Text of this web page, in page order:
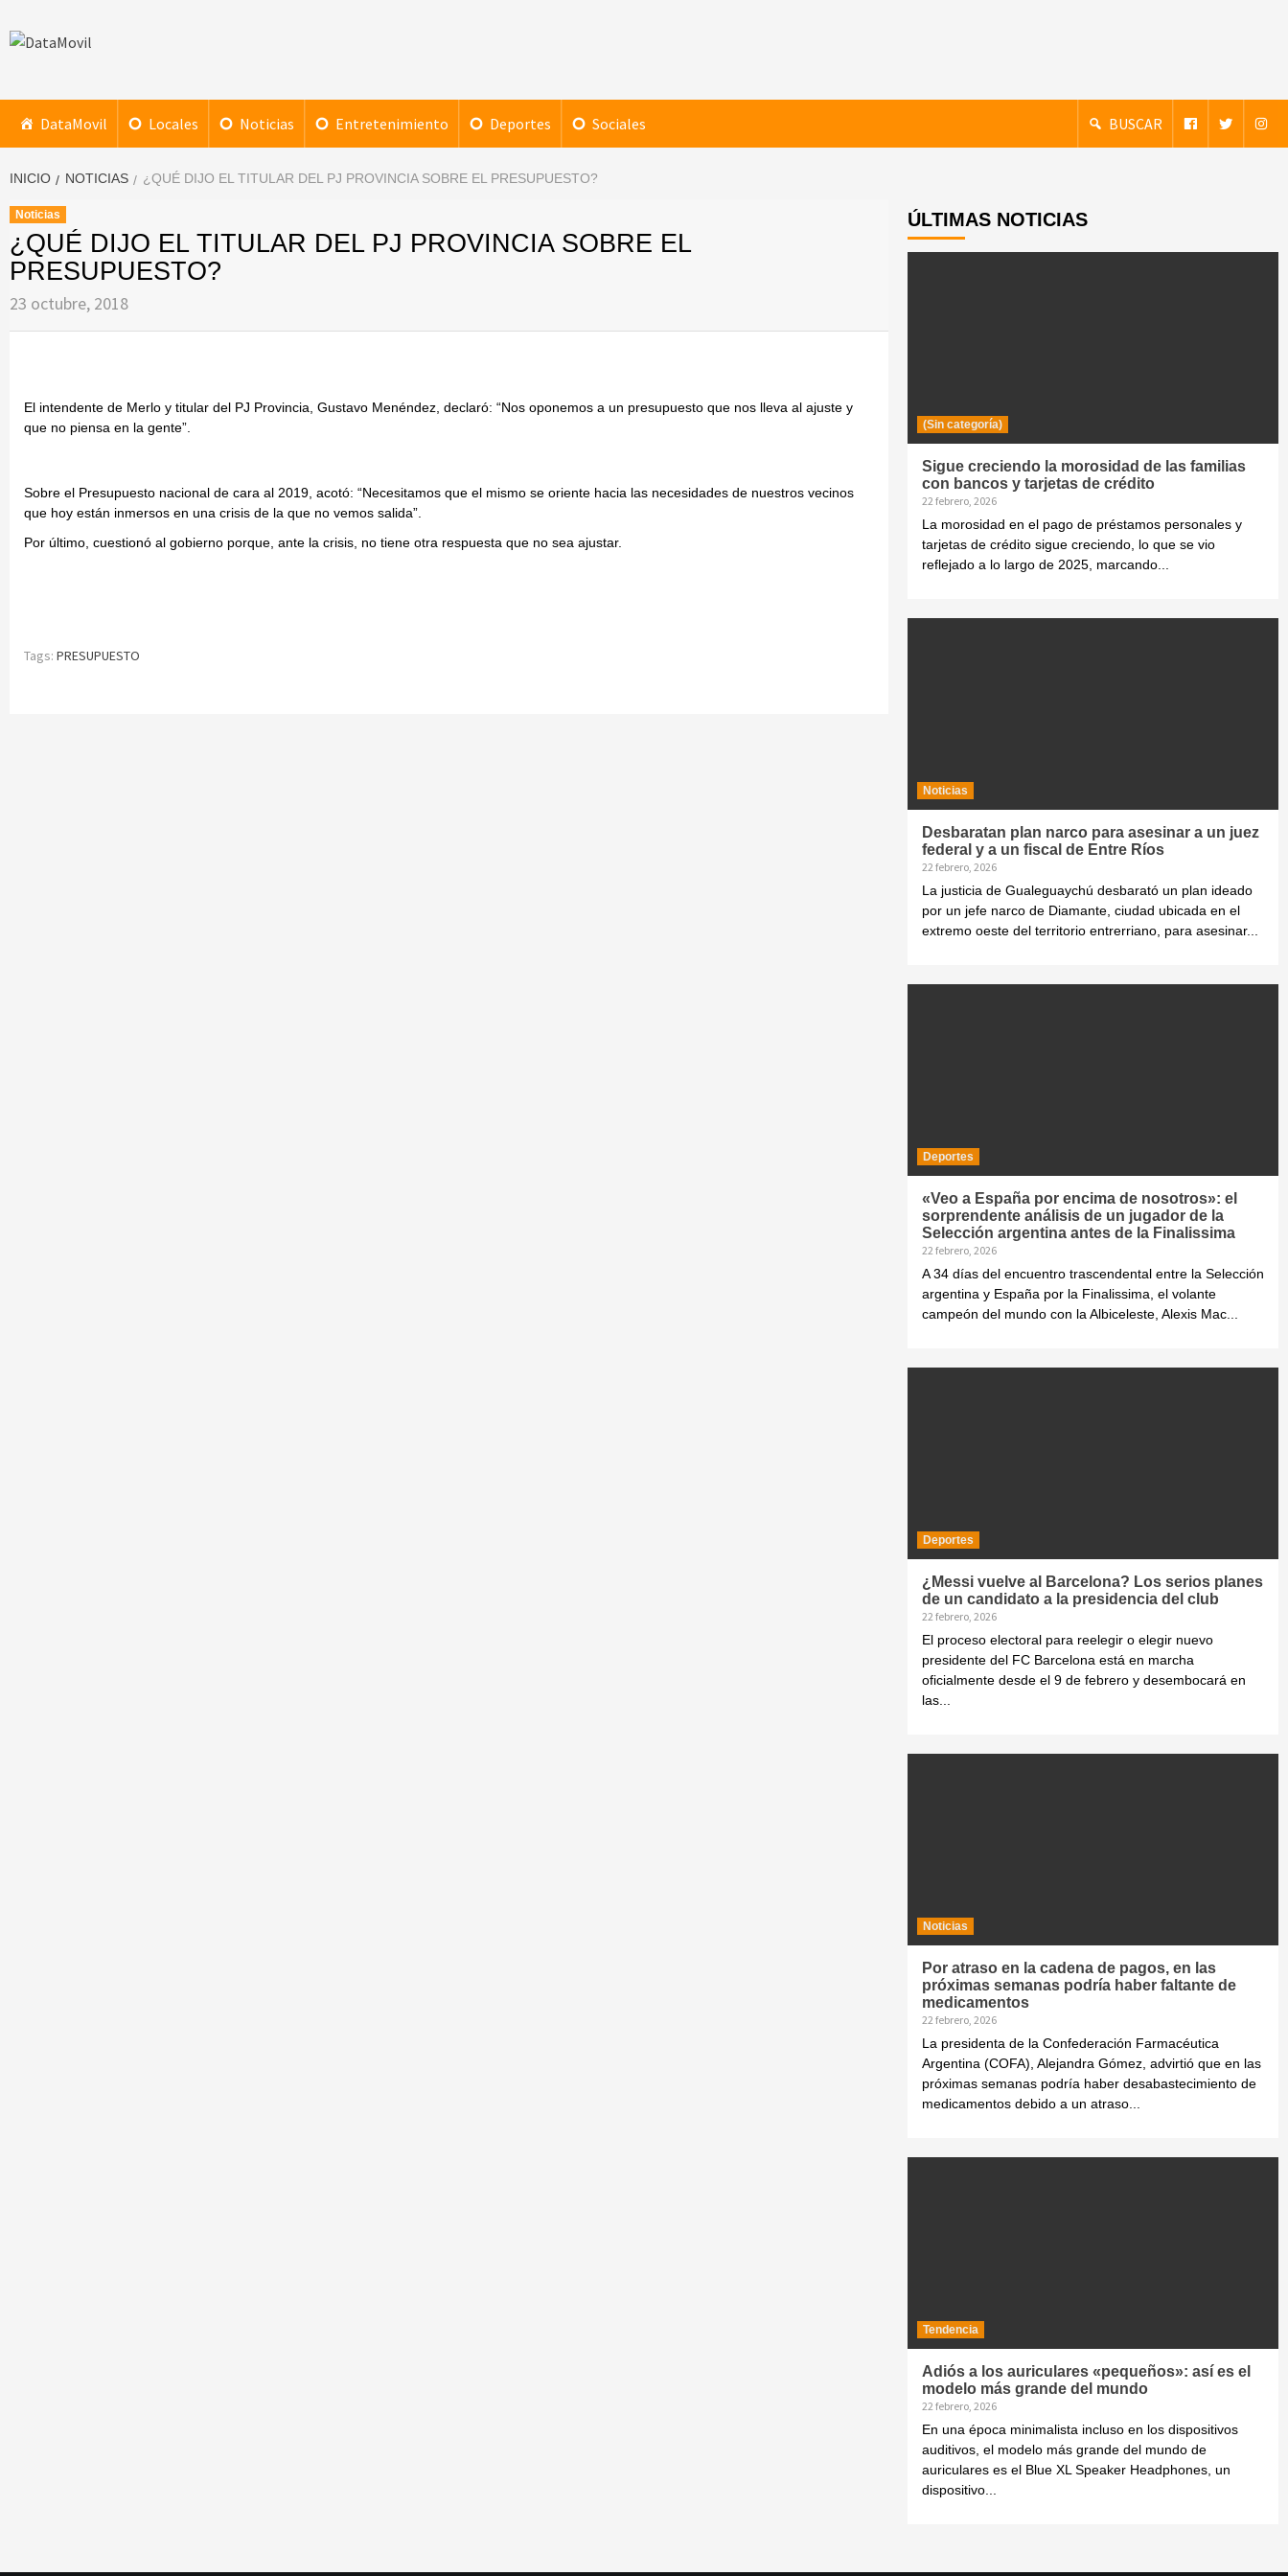
al
DataMovil
DataMovil Locales Noticias Entretenimiento Deportes Sociales BUSCAR
INICIO NOTICIAS ¿QUÉ DIJO EL TITULAR DEL PJ PROVINCIA SOBRE EL PRESUPUESTO?
Noticias
¿QUÉ DIJO EL TITULAR DEL PJ PROVINCIA SOBRE EL
PRESUPUESTO?
23 octubre, 2018
El intendente de Merlo y titular del PJ Provincia, Gustavo Menéndez, declaró: “Nos oponemos a un presupuesto que nos lleva al ajuste y
que no piensa en la gente”.
Sobre el Presupuesto nacional de cara al 2019, acotó: “Necesitamos que el mismo se oriente hacia las necesidades de nuestros vecinos
que hoy están inmersos en una crisis de la que no vemos salida”.
Por último, cuestionó al gobierno porque, ante la crisis, no tiene otra respuesta que no sea ajustar.
Tags: PRESUPUESTO
ÚLTIMAS NOTICIAS
(Sin categoría)
Sigue creciendo la morosidad de las familias
con bancos y tarjetas de crédito
22 febrero, 2026
La morosidad en el pago de préstamos personales y
tarjetas de crédito sigue creciendo, lo que se vio
reflejado a lo largo de 2025, marcando...
Noticias
Desbaratan plan narco para asesinar a un juez
federal y a un fiscal de Entre Ríos
22 febrero, 2026
La justicia de Gualeguaychú desbarató un plan ideado
por un jefe narco de Diamante, ciudad ubicada en el
extremo oeste del territorio entrerriano, para asesinar...
Deportes
«Veo a España por encima de nosotros»: el
sorprendente análisis de un jugador de la
Selección argentina antes de la Finalissima
22 febrero, 2026
A 34 días del encuentro trascendental entre la Selección
argentina y España por la Finalissima, el volante
campeón del mundo con la Albiceleste, Alexis Mac...
Deportes
¿Messi vuelve al Barcelona? Los serios planes
de un candidato a la presidencia del club
22 febrero, 2026
El proceso electoral para reelegir o elegir nuevo
presidente del FC Barcelona está en marcha
oficialmente desde el 9 de febrero y desembocará en
las...
Noticias
Por atraso en la cadena de pagos, en las
próximas semanas podría haber faltante de
medicamentos
22 febrero, 2026
La presidenta de la Confederación Farmacéutica
Argentina (COFA), Alejandra Gómez, advirtió que en las
próximas semanas podría haber desabastecimiento de
medicamentos debido a un atraso...
Tendencia
Adiós a los auriculares «pequeños»: así es el
modelo más grande del mundo
22 febrero, 2026
En una época minimalista incluso en los dispositivos
auditivos, el modelo más grande del mundo de
auriculares es el Blue XL Speaker Headphones, un
dispositivo...